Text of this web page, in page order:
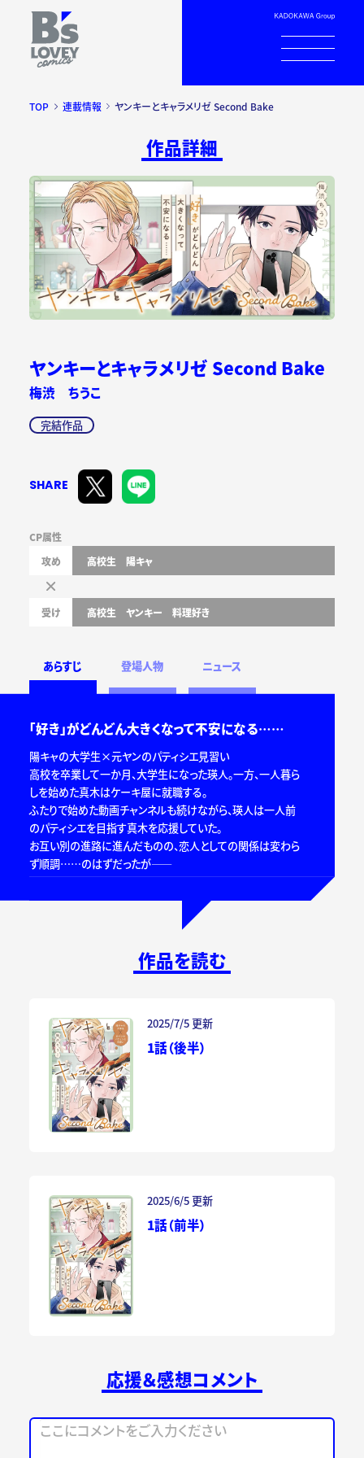
TOP 連載情報 ヤンキーとキャラメリゼ Second Bake
作品詳細
ヤンキーとキャラメリゼ Second Bake
梅渋 ちうこ
完結作品
SHARE
CP属性
攻め
高校生 陽キャ
受け 高校生 ヤンキー 料理好き
あらすじ 登場人物 ニュース
「好き」がどんどん大きくなって不安になる……
陽キャの大学生×元ヤンのパティシエ見習い
高校を卒業して一か月、大学生になった瑛人。一方、一人暮ら
しを始めた真木はケーキ屋に就職する。
ふたりで始めた動画チャンネルも続けながら、瑛人は一人前
のパティシエを目指す真木を応援していた。
お互い別の進路に進んだものの、恋人としての関係は変わら
ず順調……のはずだったが――
作品を読む
2025/7/5 更新
1話（後半）
2025/6/5 更新
1話（前半）
応援＆感想コメント